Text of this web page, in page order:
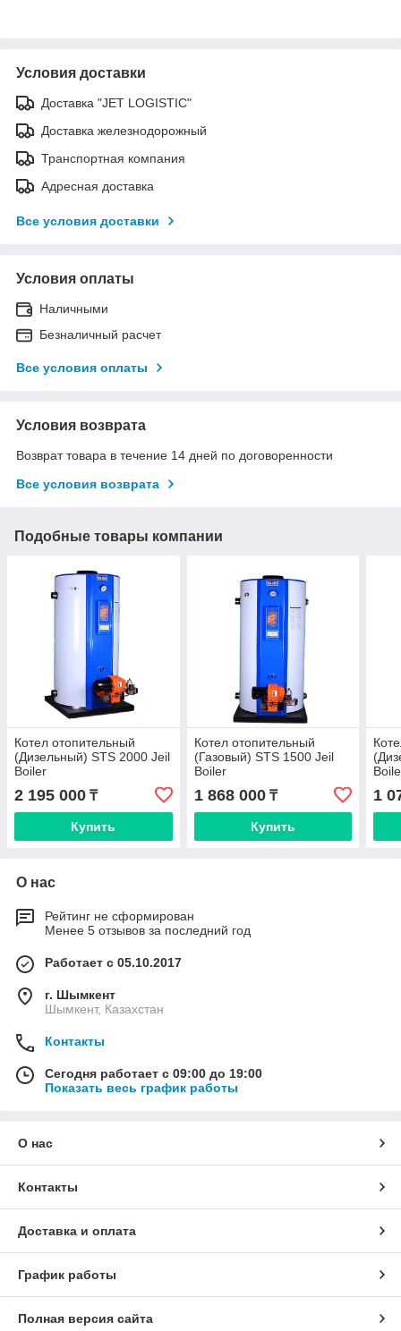
Условия доставки
Доставка "JET LOGISTIC"
Доставка железнодорожный
Транспортная компания
Адресная доставка
Все условия доставки
Условия оплаты
Наличными
Безналичный расчет
Все условия оплаты
Условия возврата
Возврат товара в течение 14 дней по договоренности
Все условия возврата
Подобные товары компании
Котел отопительный
(Дизельный) STS 2000 Jeil
Boiler
2 195 000 ₸
Купить
Котел отопительный
(Газовый) STS 1500 Jeil
Boiler
1 868 000₸
Купить
1
О нас
Рейтинг не сформирован
Менее 5 отзывов за последний год
Работает с 05.10.2017
г. Шымкент
Шымкент, Казахстан
Контакты
Сегодня работает с 09:00 до 19:00
Показать весь график работы
О нас
Контакты
Доставка и оплата
График работы
Полная версия сайта